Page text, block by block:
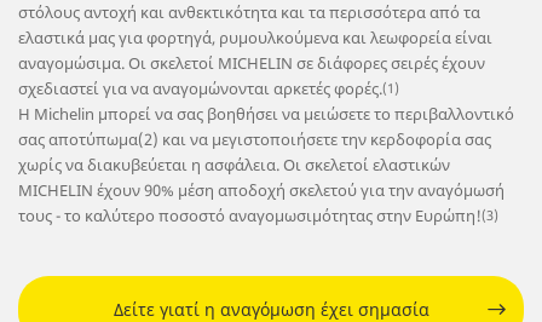
στόλους αντοχή και ανθεκτικότητα και τα περισσότερα από τα
ελαστικά μας για φορτηγά, ρυμουλκούμενα και λεωφορεία είναι
αναγομώσιμα. Οι σκελετοί MICHELIN σε διάφορες σειρές έχουν
σχεδιαστεί για να αναγομώνονται αρκετές φορές.(1)
Η Michelin μπορεί να σας βοηθήσει να μειώσετε το περιβαλλοντικό
σας αποτύπωμα(2) και να μεγιστοποιήσετε την κερδοφορία σας
χωρίς να διακυβεύεται η ασφάλεια. Οι σκελετοί ελαστικών
MICHELIN έχουν 90% μέση αποδοχή σκελετού για την αναγόμωσή
τους - το καλύτερο ποσοστό αναγομωσιμότητας στην Ευρώπη!(3)
Δείτε γιατί η αναγόμωση έχει σημασία